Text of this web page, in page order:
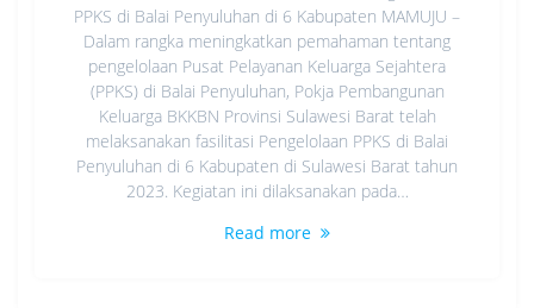
PPKS di Balai Penyuluhan di 6 Kabupaten MAMUJU –
Dalam rangka meningkatkan pemahaman tentang
pengelolaan Pusat Pelayanan Keluarga Sejahtera
(PPKS) di Balai Penyuluhan, Pokja Pembangunan
Keluarga BKKBN Provinsi Sulawesi Barat telah
melaksanakan fasilitasi Pengelolaan PPKS di Balai
Penyuluhan di 6 Kabupaten di Sulawesi Barat tahun
2023. Kegiatan ini dilaksanakan pada…
Read more